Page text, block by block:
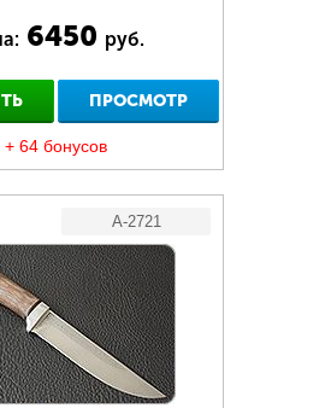
6450 руб.
ПРОСМОТР
+ 64 бонусов
A-2721